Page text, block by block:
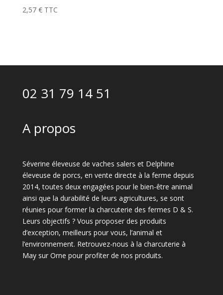
2,57 € TTC
02 31 79 14 51
A propos
Séverine éleveuse de vaches salers et Delphine
éleveuse de porcs, en vente directe à la ferme depuis
2014, toutes deux engagées pour le bien-être animal
ainsi que la durabilité de leurs agricultures, se sont
réunies pour former la charcuterie des fermes D & S.
Leurs objectifs ? Vous proposer des produits
d’exception, meilleurs pour vous, l’animal et
l’environnement. Retrouvez-nous à la charcuterie à
May sur Orne pour profiter de nos produits.